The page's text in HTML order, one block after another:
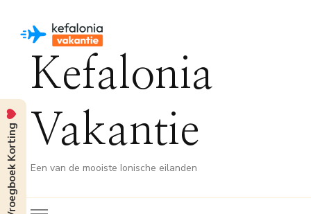
Kefalonia
Vakantie
Een van de mooiste Ionische eilanden
Vroegboek Korting